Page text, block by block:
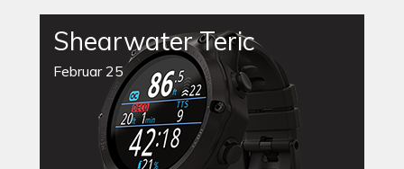
Shearwater Teric
Februar 25